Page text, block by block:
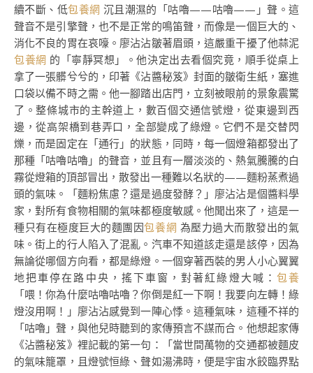
續不斷、低包養網 沉且潮濕的「咕嚕——咕嚕——」聲。這
聲音不是引擎聲，也不是正常的鳴笛聲，而像是一個巨大的、
消化不良的胃在哀嚎。廖沾沾皺著眉頭，這嚴重干擾了他蒜泥
包養網 的「寧靜冥想」。他決定出去看個究竟，順手從桌上
拿了一張髒兮兮的，印著《沾醬秘笈》封面的皺衛生紙，塞進
口袋以備不時之需。他一腳踏出店門，立刻被眼前的景象震驚
了。整條城市的主幹道上，數百個交通信號燈，從東邊到西
邊，從高架橋到巷弄口，全部變成了綠燈。它們不是交替閃
爍，而是固定在「通行」的狀態，同時，每一個燈箱都發出了
那種「咕嚕咕嚕」的聲音，並且有一層淡淡的、熱氣騰騰的白
霧從燈箱的頂部冒出，散發出一種難以名狀的——麵粉蒸煮過
頭的氣味。「麵粉焦慮？還是過度發酵？」廖沾沾是個醬料學
家，對所有食物相關的氣味都極度敏感。他聞出來了，這是一
種只有在極度巨大的麵團因包養網 為壓力過大而散發出的氣
味。街上的行人陷入了混亂。汽車不知道該走還是該停，因為
無論從哪個方向看，都是綠燈。一個穿著西裝的男人小心翼翼
地把車停在路中央，搖下車窗，對著紅綠燈大喊： 包養
「喂！你為什麼咕嚕咕嚕？你倒是紅一下啊！我要向左轉！綠
燈沒用啊！」廖沾沾感覺到一陣心悸。這種氣味，這種不祥的
「咕嚕」聲，與他兒時聽到的家傳預言不謀而合。他想起家傳
《沾醬秘笈》裡記載的第一句：「當世間萬物的交通都被麵皮
的氣味籠罩，且燈號恒綠、聲如湯沸時，便是宇宙水餃臨界點